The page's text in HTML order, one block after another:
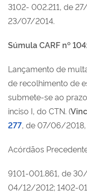
3102- 002.211, de
23/07/2014.
Súmula CARF nº 104:
Lançamento de
de recolhimento de
submete-se ao
inciso I, do CTN. (
277, de 07/06/
Acórdãos
9101-001.861, de
04/12/2012; 1402-